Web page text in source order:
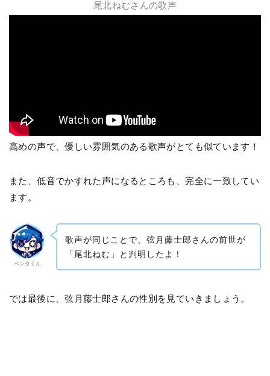
尾北ねむさんの歌声
高めの声で、優しい雰囲気のある歌声がとても似ています！
また、低音でかすれた声になるところも、完全に一致してい
ます。
ペンタくん
歌声が同じことで、弦月藤士郎さんの前世が
「尾北ねむ」と判明したよ！
では最後に、弦月藤士郎さんの性別を見ていきましょう。